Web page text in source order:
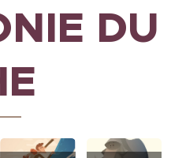
DU